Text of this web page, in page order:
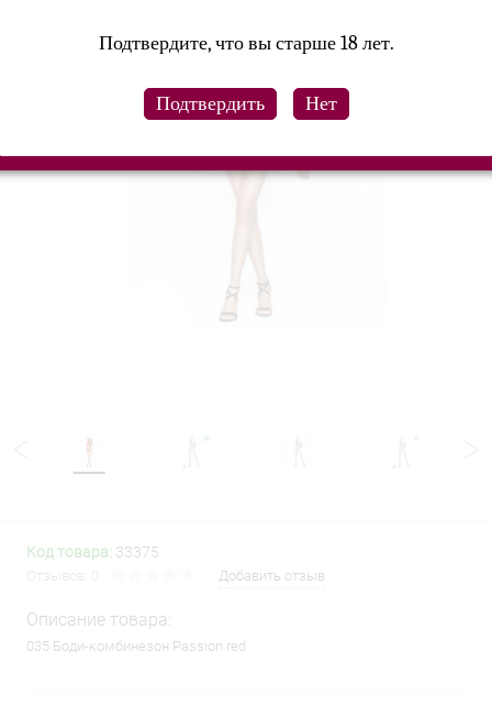
Код товара: 33375
Добавить отзыв
Описание товара:
035 Боди-комбинезон Passion red
Подтвердите, что вы старше 18 лет.